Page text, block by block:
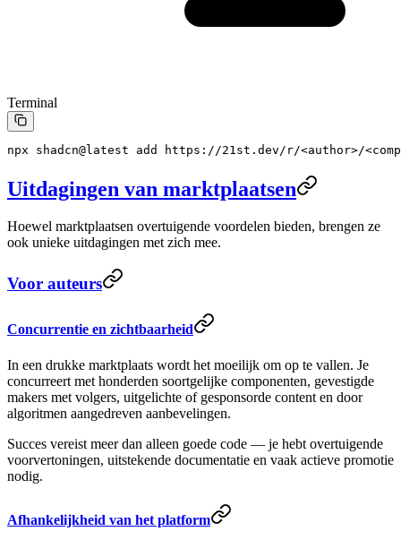
Terminal
npx shadcn@latest add https://21st.dev/r/<autho r>/<
Uitdagingen van marktplaatsen
Hoewel marktplaatsen overtuigende voordelen bieden, brengen ze
ook unieke uitdagingen met zich mee.
Voor auteurs
Concurrentie en zichtbaarheid
In een drukke marktplaats wordt het moeilijk om op te vallen. Je
concurreert met honderden soortgelijke componenten, gevestigde
makers met volgers, uitgelichte of gesponsorde content en door
algoritmen aangedreven aanbevelingen.
Succes vereist meer dan alleen goede code — je hebt overtuigende
voorvertoningen, uitstekende documentatie en vaak actieve promotie
nodig.
Afhankelijkheid van het platform